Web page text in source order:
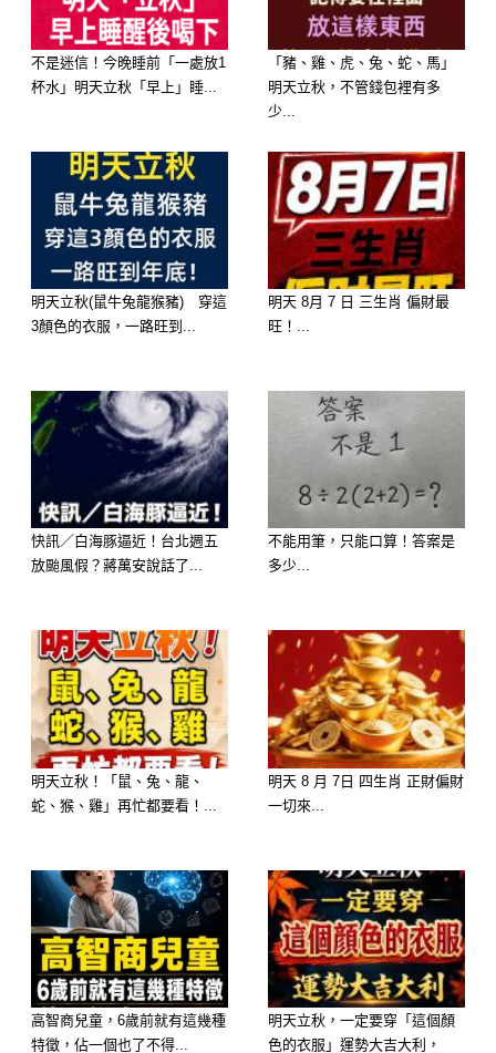
不是迷信！今晚睡前「一處放1
杯水」明天立秋「早上」睡...
「豬、雞、虎、兔、蛇、馬」
明天立秋，不管錢包裡有多
少...
明天立秋(鼠牛兔龍猴豬) 穿這
3顏色的衣服，一路旺到...
明天 8月 7 日 三生肖 偏財最
旺！...
快訊／白海豚逼近！台北週五
放颱風假？蔣萬安說話了...
不能用筆，只能口算！答案是
多少...
明天立秋！「鼠、兔、龍、
蛇、猴、雞」再忙都要看！...
明天 8 月 7日 四生肖 正財偏財
一切來...
高智商兒童，6歲前就有這幾種
特徵，佔一個也了不得...
明天立秋，一定要穿「這個顏
色的衣服」運勢大吉大利，